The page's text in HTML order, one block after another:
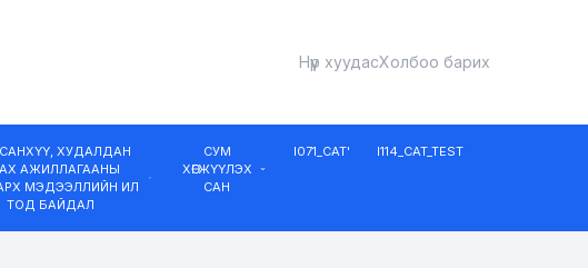
Нүүр хуудасХолбоо барих
САНХҮҮ, ХУДАЛДАН
АЖИЛЛАГААНЫ
МЭДЭЭЛЛИЙН ИЛ
ТОД БАЙДАЛ
СУМ
ХӨГЖҮҮЛЭХ
САН
I071_CAT' I114_CAT_TEST